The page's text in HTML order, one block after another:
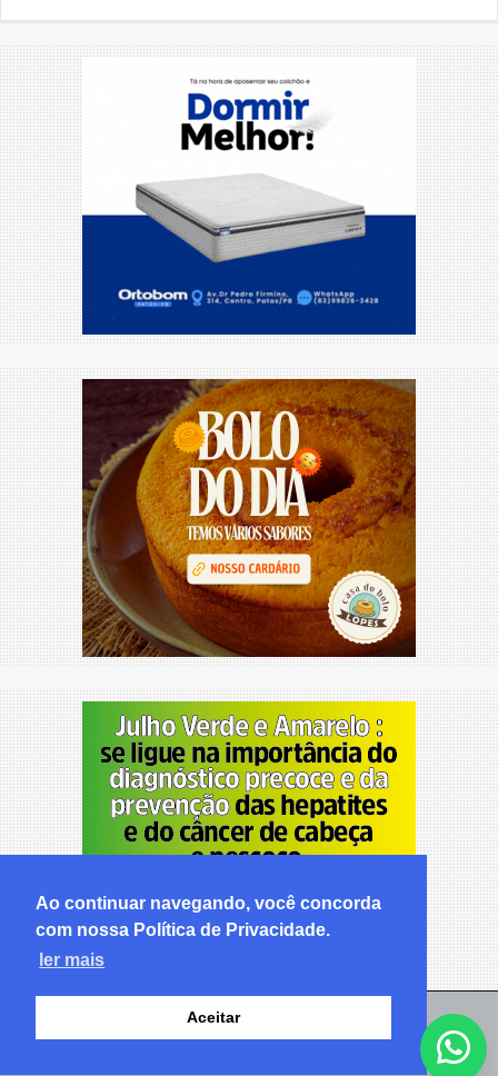
Ao continuar navegando, você concorda
com nossa Política de Privacidade.
ler mais
Aceitar
© Copyright 2026 - Pabhlo Notícias - Todos os direitos